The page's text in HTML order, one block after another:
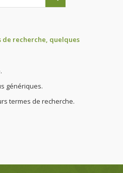
recherche, quelques
génériques.
termes de recherche.